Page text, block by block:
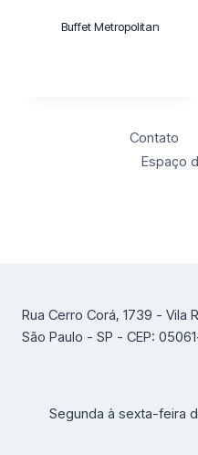
Buffet Metropolitan
Contato
Espaço
Rua Cerro Corá, 1739 - Vila
São Paulo - SP - CEP:
Segunda à sexta-feira